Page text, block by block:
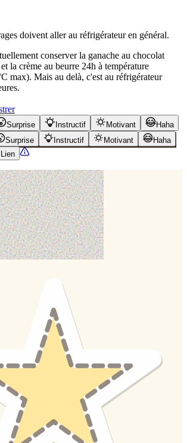
doivent aller au réfrigérateur en général.
conserver la ganache au chocolat
la crème au beurre 24h à température
max). Mais au delà, c'est au réfrigérateur
Surprise Instructif Motivant
Haha
Surprise Instructif Motivant
Haha
Lien